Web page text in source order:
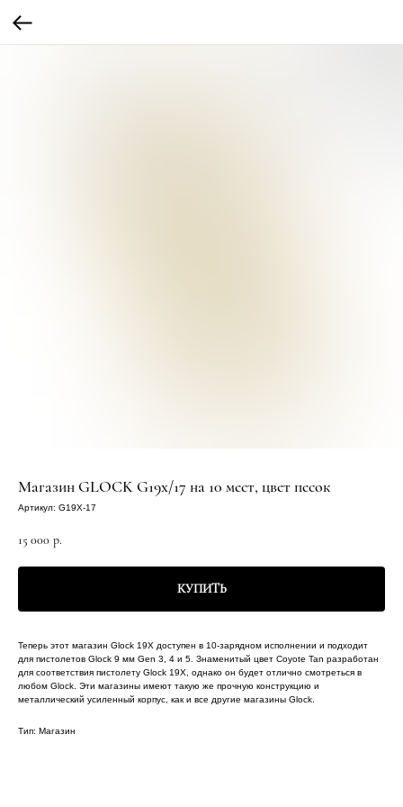
Магазин GLOCK G19x/17 на 10 мест, цвет песок
Артикул: G19X-17
15 000 р.
КУПИТЬ
Теперь этот магазин Glock 19X доступен в 10-зарядном исполнении и подходит
для пистолетов Glock 9 мм Gen 3, 4 и 5. Знаменитый цвет Coyote Tan разработан
для соответствия пистолету Glock 19X, однако он будет отлично смотреться в
любом Glock. Эти магазины имеют такую ​​же прочную конструкцию и
металлический усиленный корпус, как и все другие магазины Glock.
Тип: Магазин